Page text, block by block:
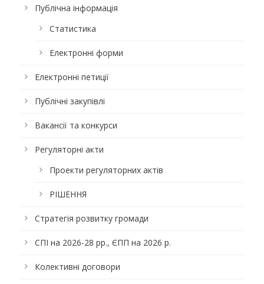
Публічна інформація
Статистика
Електронні форми
Електронні петиції
Публічні закупівлі
Вакансії та конкурси
Регуляторні акти
Проекти регуляторних актів
РІШЕННЯ
Стратегія розвитку громади
СПІ на 2026-28 рр., ЄПП на 2026 р.
Колективні договори